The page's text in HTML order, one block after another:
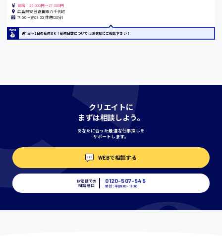
愛知県
埼玉県
千葉県
日給：25,000円～27,000円
広島県安芸高田市八千代町
17:00〜翌09:30(休憩120分)
週1日〜2日の勤務OK！勤務日数についてはお気軽にご相談下さい！
クリエイトに
まずは相談しよう。
あなたに合った最適な仕事探しを
サポートします。
WEBで相談する
お電話での
相談窓口
0120-507-545
受付：平日9:00 - 18:00